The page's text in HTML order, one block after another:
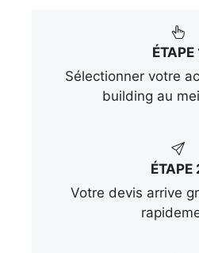
ÉTAPE
Sélectionner votre
building au
ÉTAPE
Votre devis arrive